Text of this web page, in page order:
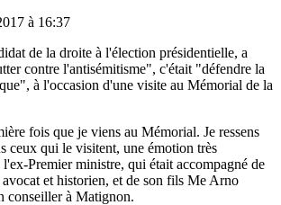
à 16:37
de la droite à l'élection présidentielle, a
contre l'antisémitisme", c'était "défendre la
à l'occasion d'une visite au Mémorial de la
fois que je viens au Mémorial. Je ressens
ceux qui le visitent, une émotion très
Premier ministre, qui était accompagné de
et historien, et de son fils Me Arno
conseiller à Matignon.